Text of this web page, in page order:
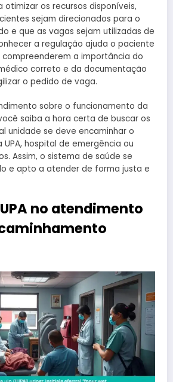
otimizar os recursos disponíveis,
sejam direcionados para o
e que as vagas sejam utilizadas de
a regulação ajuda o paciente
compreenderem a importância do
correto e da documentação
o pedido de vaga.
sobre o funcionamento da
saiba a hora certa de buscar os
unidade se deve encaminhar o
hospital de emergência ou
Assim, o sistema de saúde se
e apto a atender de forma justa e
no atendimento